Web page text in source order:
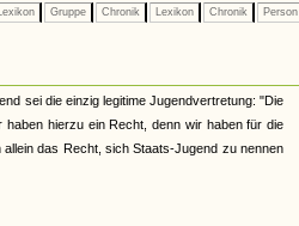
Gruppe Chronik Lexikon Chronik Person
sei die einzig legitime Jugendvertretung: "Die
hierzu ein Recht, denn wir haben für die
das Recht, sich Staats-Jugend zu nennen